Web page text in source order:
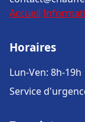
Accueil
Horaires
Lun-Ven: 8h-19h
Service